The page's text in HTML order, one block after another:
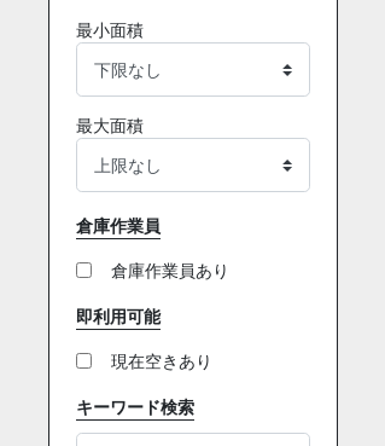
最小面積
最大面積
倉庫作業員
倉庫作業員あり
即利用可能
現在空きあり
キーワード検索